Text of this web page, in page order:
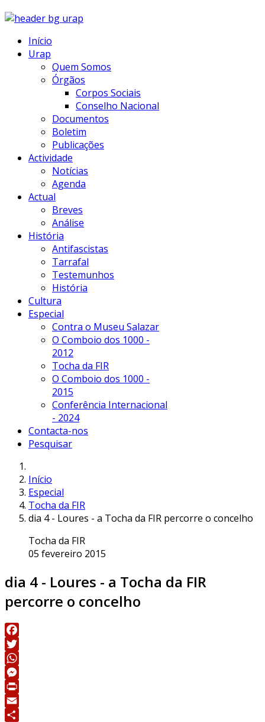
Início
Urap
Quem Somos
Órgãos
Corpos Sociais
Conselho Nacional
Documentos
Boletim
Publicações
Actividade
Notícias
Agenda
Actual
Breves
Análise
História
Antifascistas
Tarrafal
Testemunhos
História
Cultura
Especial
Contra o Museu Salazar
O Comboio dos 1000 -
2012
Tocha da FIR
O Comboio dos 1000 -
2015
Conferência Internacional
- 2024
Contacta-nos
Pesquisar
Início
Especial
Tocha da FIR
dia 4 - Loures - a Tocha da FIR percorre o concelho
Tocha da FIR
05 fevereiro 2015
dia 4 - Loures - a Tocha da FIR
percorre o concelho
Facebook
Twitter
WhatsApp
Messenger
Print
Email